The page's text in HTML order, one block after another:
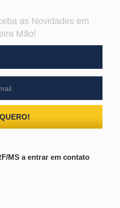
as Novidades em
Mão!
MS a entrar em contato